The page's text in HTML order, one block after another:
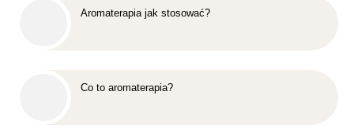
Aromaterapia jak stosować?
Co to aromaterapia?